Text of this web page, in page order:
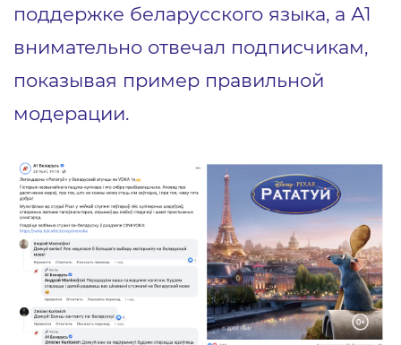
поддержке беларусского языка, а А1
внимательно отвечал подписчикам,
показывая пример правильной
модерации.